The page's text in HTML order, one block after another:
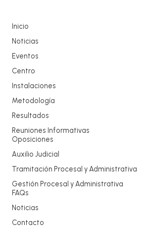
Inicio
Noticias
Eventos
Centro
Instalaciones
Metodología
Resultados
Reuniones Informativas
Oposiciones
Auxilio Judicial
Tramitación Procesal y Administrativa
Gestión Procesal y Administrativa
FAQs
Noticias
Contacto